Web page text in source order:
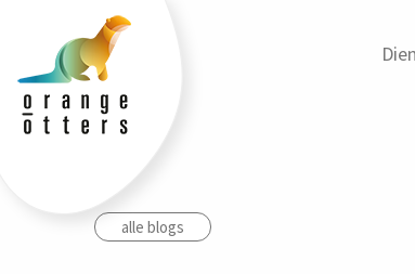
alle blogs